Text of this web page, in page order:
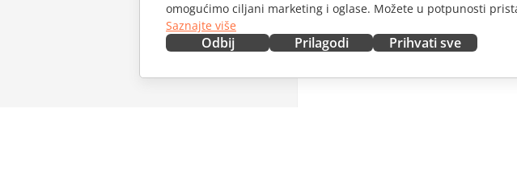
omogućimo ciljani marketing i oglase. Možete u potpunosti
Saznajte više
Odbij Prilagodi Prihvati sve